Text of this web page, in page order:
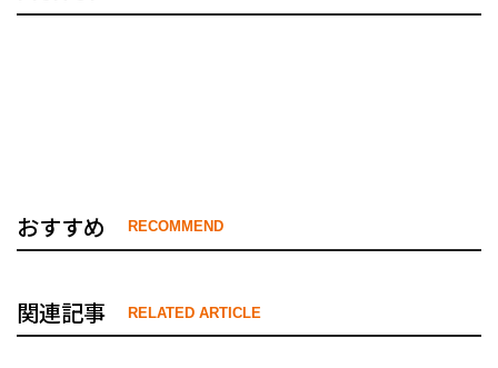
おすすめ RECOMMEND
関連記事 RELATED ARTICLE